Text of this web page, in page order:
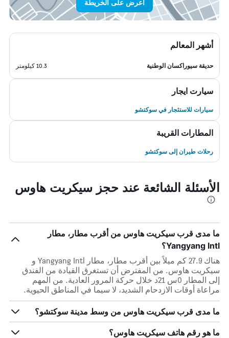
اعرض على الخريطة
أشهر المعالم
حديقة سيوراكسان الوطنية 10.3 كيلومتر
سيارت ايجار
سيارات للاستئجار في سوكتشو
المطارات القريبة
رحلات طيران إلى سوكتشو
الأسئلة الشائعة عند حجز سيكريت هاوس
ما مدى قرب سيكريت هاوس من أقرب مطار، مطار
Yangyang Intl؟
هناك 27.9 كم ميلاً بين أقرب مطار، مطار Yangyang Intl و
سيكريت هاوس. من المفترض أن تستغرق القيادة من الفندق
إلى المطار 0س 21د خلال حركة المرور العادية. من المهم
مراعاة أوقات الازدحام الشديد، لا سيما في المناطق الحيوية.
ما مدى قرب سيكريت هاوس من وسط مدينة سوكتشو؟
ما هو رقم هاتف سيكريت هاوس؟